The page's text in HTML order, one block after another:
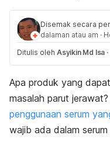
Disemak secara
dalaman atau am ·
Ditulis oleh Asyikin Md Isa ·
Apa produk yang
masalah parut
penggunaan serum
wajib ada dalam